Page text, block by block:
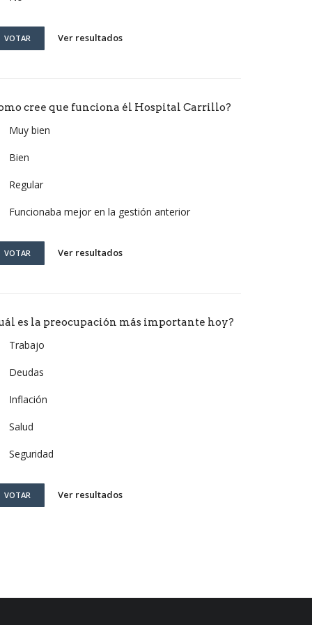
VOTAR Ver resultados
cree que funciona él Hospital Carrillo?
Muy bien
Bien
Regular
Funcionaba mejor en la gestión anterior
VOTAR Ver resultados
es la preocupación más importante hoy?
Trabajo
Deudas
Inflación
Salud
Seguridad
VOTAR Ver resultados